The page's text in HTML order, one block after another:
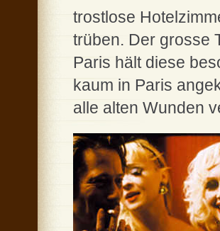
trostlose
trüben. Der grosse
Paris hält diese
kaum in Paris
alle alten Wunden